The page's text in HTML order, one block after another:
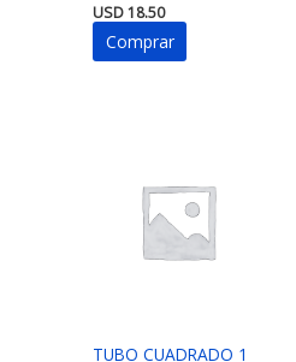
USD18.50
Comprar
TUBO CUADRADO 1